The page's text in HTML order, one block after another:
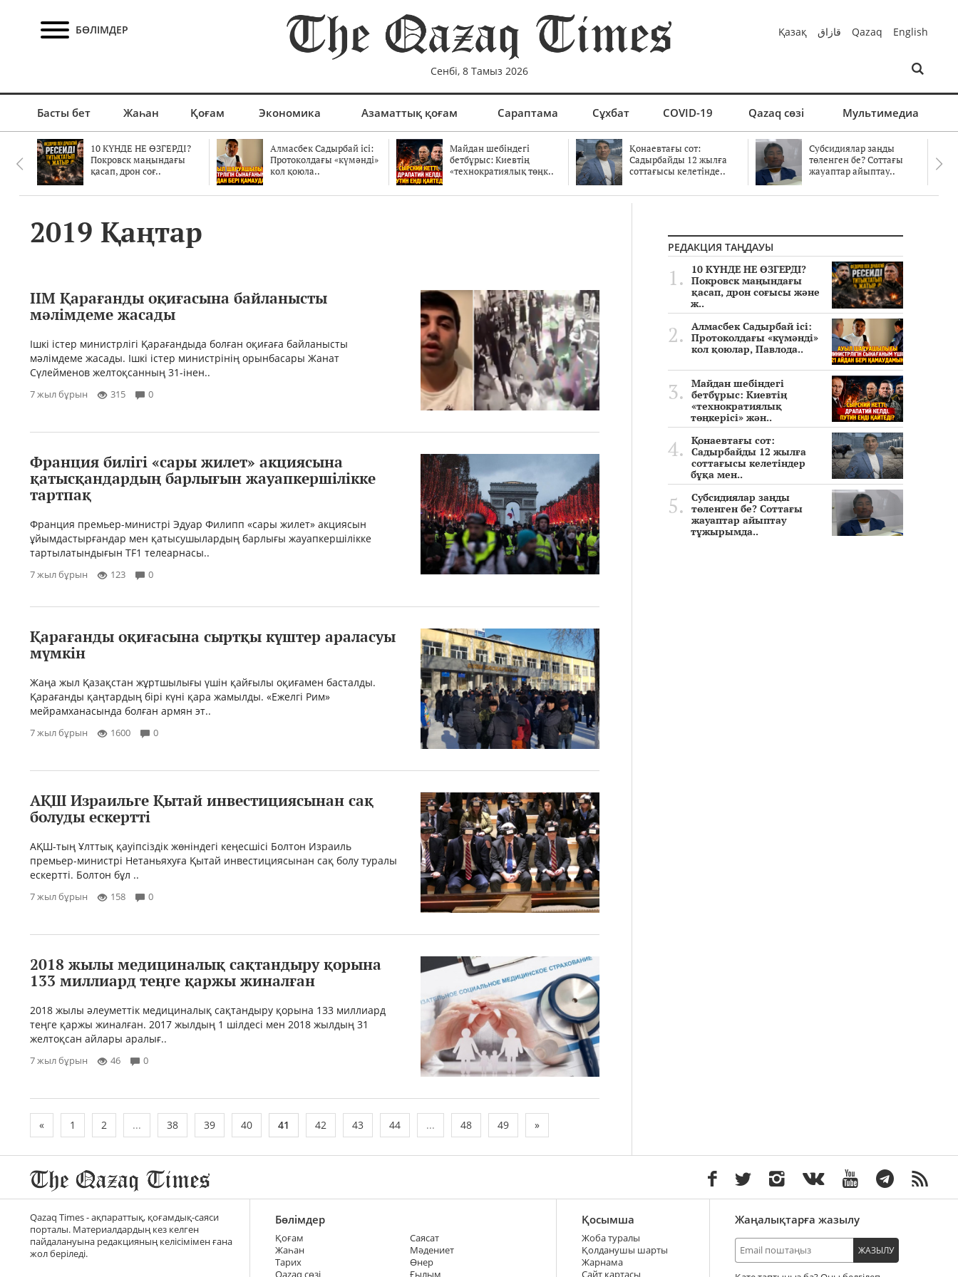
БӨЛІМДЕР
Сенбі, 8 Тамыз 2026
Қазақ قازاق Qazaq English
Басты бет Жаһан Қоғам Экономика Азаматтық қоғам Сараптама Сұхбат COVID-19 Qazaq сөзі Мультимедиа
10 КҮНДЕ НЕ ӨЗГЕРДІ?
Покровск маңындағы
қасап, дрон соғ..
Алмасбек Садырбай ісі:
Протоколдағы «күмәнді»
кол қоюла..
Майдан шебіндегі
бетбұрыс: Киевтің
«технократиялық төңк..
Қонаевтағы сот:
Садырбайды 12 жылға
соттағысы келетінде..
Субсидиялар заңды
төленген бе? Соттағы
жауаптар айыптау..
2019 Қаңтар
ІІМ Қарағанды оқиғасына байланысты
мәлімдеме жасады
Ішкі істер министрлігі Қарағандыда болған оқиғаға байланысты
мәлімдеме жасады. Ішкі істер министрінің орынбасары Жанат
Сүлейменов желтоқсанның 31-інен..
7 жыл бұрын 315 0
Франция билігі «сары жилет» акциясына
қатысқандардың барлығын жауапкершілікке
тартпақ
Франция премьер-министрі Эдуар Филипп «сары жилет» акциясын
ұйымдастырғандар мен қатысушылардың барлығы жауапкершілікке
тартылатындығын TF1 телеарнасы..
7 жыл бұрын 123 0
Қарағанды оқиғасына сыртқы күштер араласуы
мүмкін
Жаңа жыл Қазақстан жұртшылығы үшін қайғылы оқиғамен басталды.
Қарағанды қаңтардың бірі күні қара жамылды. «Ежелгі Рим»
мейрамханасында болған армян эт..
7 жыл бұрын 1600 0
АҚШ Израильге Қытай инвестициясынан сақ
болуды ескертті
АҚШ-тың Ұлттық қауіпсіздік жөніндегі кеңесшісі Болтон Израиль
премьер-министрі Нетаньяхуға Қытай инвестициясынан сақ болу туралы
ескертті. Болтон бұл ..
7 жыл бұрын 158 0
2018 жылы медициналық сақтандыру қорына
133 миллиард теңге қаржы жиналған
2018 жылы әлеуметтік медициналық сақтандыру қорына 133 миллиард
теңге қаржы жиналған. 2017 жылдың 1 шілдесі мен 2018 жылдың 31
желтоқсан айлары аралығ..
7 жыл бұрын 46 0
« 1 2 ... 38 39 40 41 42 43 44 ... 48 49 »
РЕДАКЦИЯ ТАҢДАУЫ
10 КҮНДЕ НЕ ӨЗГЕРДІ?
Покровск маңындағы
қасап, дрон соғысы және
ж..
Алмасбек Садырбай ісі:
Протоколдағы «күмәнді»
кол қоюлар, Павлода..
Майдан шебіндегі
бетбұрыс: Киевтің
«технократиялық
төңкерісі» жән..
Қонаевтағы сот:
Садырбайды 12 жылға
соттағысы келетіндер
бұқа мен..
Субсидиялар заңды
төленген бе? Соттағы
жауаптар айыптау
тұжырымда..
Qazaq Times - ақпараттық, қоғамдық-саяси
порталы. Материалдардың кез келген
пайдалануына редакцияның келісімімен ғана
жол беріледі.
Бөлімдер
Қоғам
Жаһан
Тарих
Qazaq сөзі
Саясат
Мәдениет
Өнер
Ғылым
Қосымша
Жоба туралы
Қолданушы шарты
Жарнама
Сайт картасы
Жаңалықтарға жазылу
ЖАЗЫЛУ